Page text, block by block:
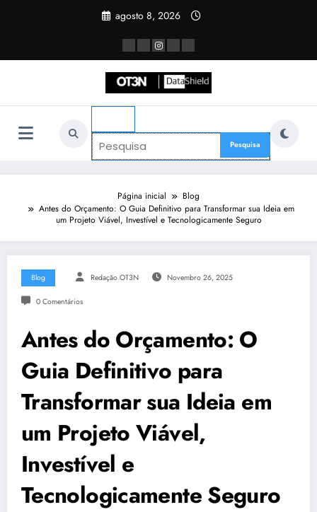
agosto 8, 2026
Página inicial
Blog
Antes do Orçamento: O Guia Definitivo para Transformar sua Ideia em
um Projeto Viável, Investível e Tecnologicamente Seguro
Blog Redação OT3N Novembro 26, 2025
0 Comentários
Antes do Orçamento: O
Guia Definitivo para
Transformar sua Ideia em
um Projeto Viável,
Investível e
Tecnologicamente Seguro